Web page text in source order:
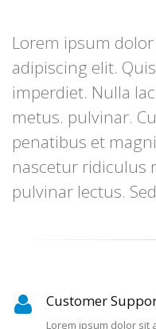
Lorem ipsum
adipiscing elit.
imperdiet. Nulla
metus. pulvinar.
penatibus et
nascetur ridiculus
pulvinar lectus.
Customer
Lorem ipsum dolor sit